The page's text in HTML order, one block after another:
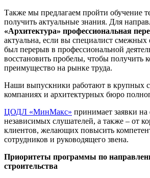
Также мы предлагаем пройти обучение
получить актуальные знания. Для
«Архитектура» профессиональная
актуальна, если вы специалист смежных
был перерыв в профессиональной
восстановить пробелы, чтобы получить
преимущество на рынке труда.
Наши выпускники работают в крупных
компаниях и архитектурных бюро
ЦОДЛ «МинМакс» принимает заявки на
независимых слушателей, а также – от
клиентов, желающих повысить
сотрудников и руководящего звена.
Приоритеты программы по
строительства